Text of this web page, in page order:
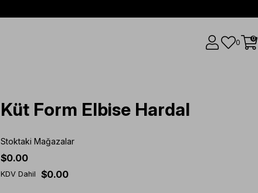
0 0
Küt Form Elbise Hardal
Stoktaki Mağazalar
$0.00
KDV Dahil $0.00